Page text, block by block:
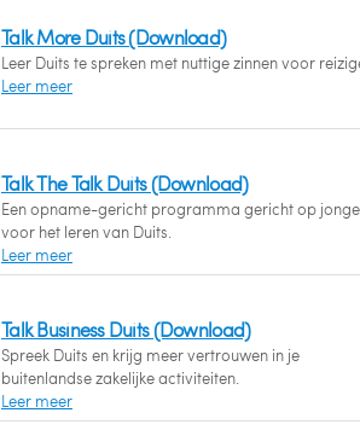
Talk More Duits (Download)
Leer Duits te spreken met nuttige zinnen voor
Leer meer
Talk The Talk Duits (Download)
Een opname-gericht programma gericht op
voor het leren van Duits.
Leer meer
Talk Business Duits (Download)
Spreek Duits en krijg meer vertrouwen in je
buitenlandse zakelijke activiteiten.
Leer meer